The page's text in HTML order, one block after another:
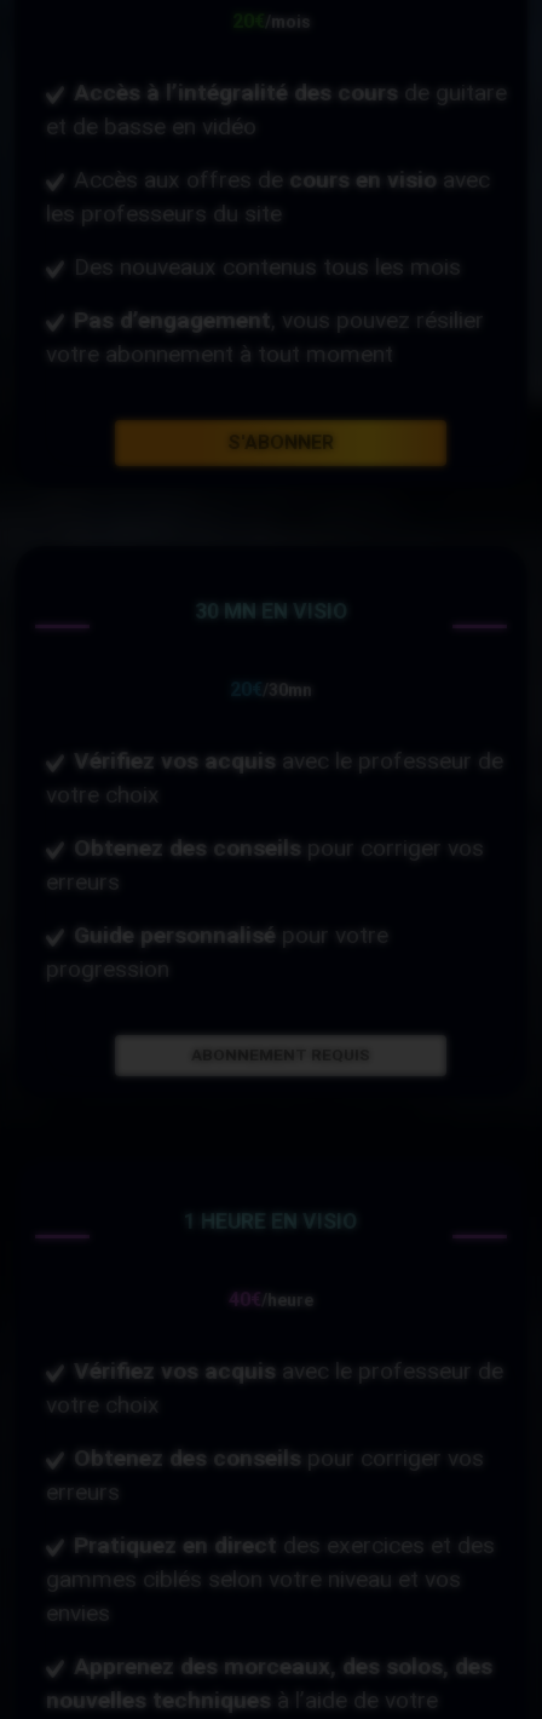
/mois
Accès à l’intégralité des cours de guitare
et de basse en vidéo
Accès aux offres de cours en visio avec
les professeurs du site
Des nouveaux contenus tous les mois
Pas d’engagement , vous pouvez résilier
votre abonnement à tout moment
S'ABONNER
30 MN EN VISIO
/30mn
Vérifiez vos acquis avec le professeur de
votre choix
Obtenez des conseils pour corriger vos
erreurs
Guide personnalisé pour votre
progression
1 HEURE EN VISIO
40€ /heure
Vérifiez vos acquis avec le professeur de
votre choix
Obtenez des conseils pour corriger vos
erreurs
Pratiquez en direct des exercices et des
gammes ciblés selon votre niveau et vos
envies
Apprenez des morceaux, des solos, des
nouvelles techniques à l’aide de votre